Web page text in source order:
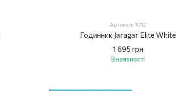
Артикул: 1012
Годинник Jaragar Elite White
1 695 грн
В наявності